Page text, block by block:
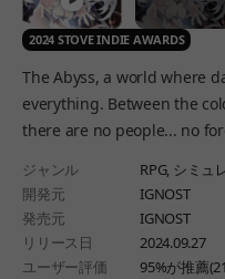
2024 STOVE INDIE AWARDS
The Abyss, a world where
everything. Between the cold floor and the lightless ceiling,
there are no people... no
ジャンル RPG, シミュ
開発元
IGNOST
発売元
IGNOST
リリース日
2024.09.27
ユーザー評価
95%が推薦